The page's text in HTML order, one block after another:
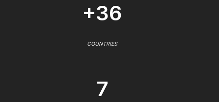
+36
COUNTRIES
7